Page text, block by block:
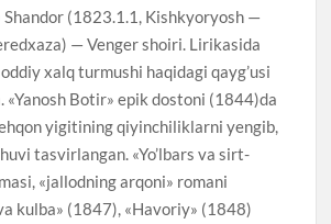
(1823.1.1, Kishkyoryosh —
— Venger shoiri. Lirikasida
xalq turmushi haqidagi qayg’usi
«Yanosh Botir» epik dostoni (1844)da
yigitining qiyinchiliklarni yengib,
tasvirlangan. «Yo’lbars va sirt-
«jallodning arqoni» romani
kulba» (1847), «Havoriy» (1848)